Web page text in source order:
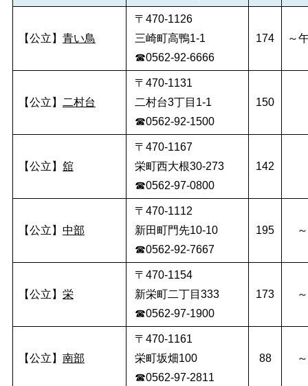
【公立】 青い鳥
〒470-1126
三崎町高鴨1-1
☎0562-92-6666
174 ～
【公立】 二村台
〒470-1131
二村台3丁目1-1
☎0562-92-1500
150
【公立】 舘
〒470-1167
栄町西大根30-273
☎0562-97-0800
142
【公立】 中部
〒470-1112
新田町門先10-10
☎0562-92-7667
195
【公立】 栄
〒470-1154
新栄町二丁目333
☎0562-97-1900
173
【公立】 南部
〒470-1161
栄町坂畑100
☎0562-97-2811
88